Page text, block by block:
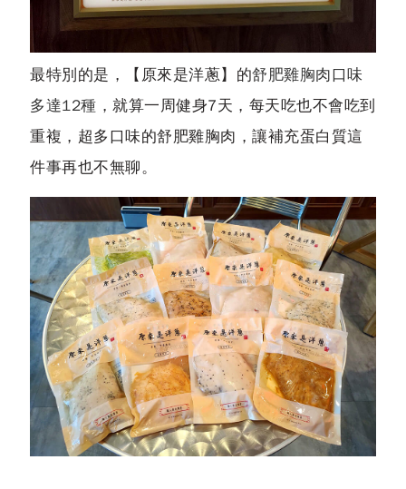
最特別的是，【原來是洋蔥】的舒肥雞胸肉口味
多達12種 ，就算一周健身7天，每天吃也不會吃到
重複，超多口味的舒肥雞胸肉，讓補充蛋白質這
件事再也不無聊。